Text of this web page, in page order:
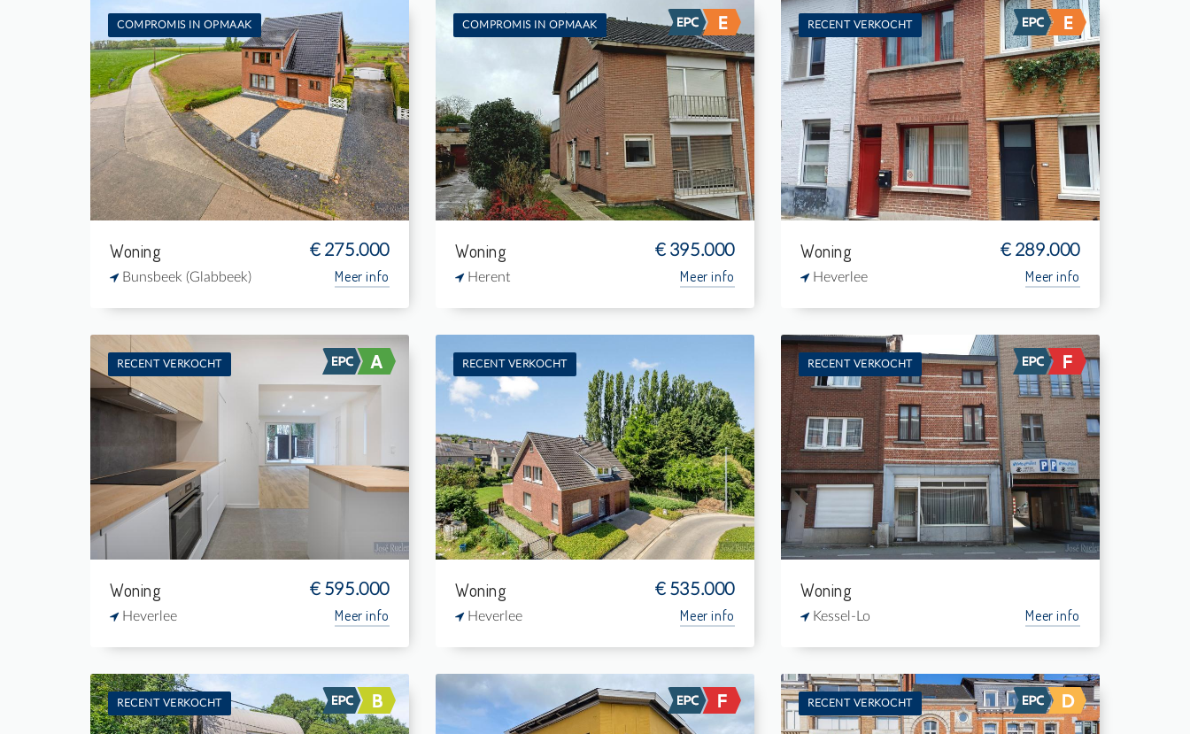
COMPROMIS IN OPMAAK
Te koop: Woning
3
2.810 m²
1
177 m²
Woning € 275.000
Bunsbeek (Glabbeek) Meer info
COMPROMIS IN OPMAAK
Te koop: Eengezinswoning
2
374 m²
-
-
Woning € 395.000
Herent Meer info
RECENT VERKOCHT
Te koop: Woning
1
130 m²
1
-
Woning € 289.000
Heverlee Meer info
RECENT VERKOCHT
Te koop: Burgerwoning
4
400 m²
1
-
Woning € 595.000
Heverlee Meer info
RECENT VERKOCHT
Te koop: Woning
4
987 m²
1
140 m²
Woning € 535.000
Heverlee Meer info
RECENT VERKOCHT
Te koop: Woning
3
65 m²
1
-
Woning
Kessel-Lo Meer info
RECENT VERKOCHT RECENT VERKOCHT